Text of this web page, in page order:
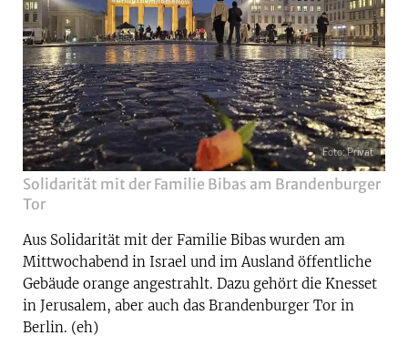
Foto: Privat
Solidarität mit der Familie Bibas am Brandenburger
Tor
Aus Solidarität mit der Familie Bibas wurden am
Mittwochabend in Israel und im Ausland öffentliche
Gebäude orange angestrahlt. Dazu gehört die Knesset
in Jerusalem, aber auch das Brandenburger Tor in
Berlin. (eh)